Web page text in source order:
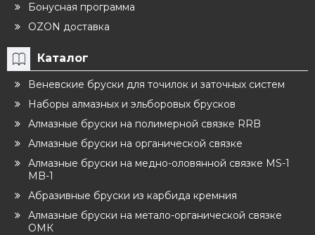
Бонусная программа
OZON доставка
Каталог
Веневские бруски для точилок и заточных систем
Наборы алмазных и эльборовых брусков
Алмазные бруски на полимерной связке RRB
Алмазные бруски на органической связке
Алмазные бруски на медно-оловянной связке MS-1
MB-1
Абразивные бруски из карбида кремния
Алмазные бруски на метало-органической связке
ОМК